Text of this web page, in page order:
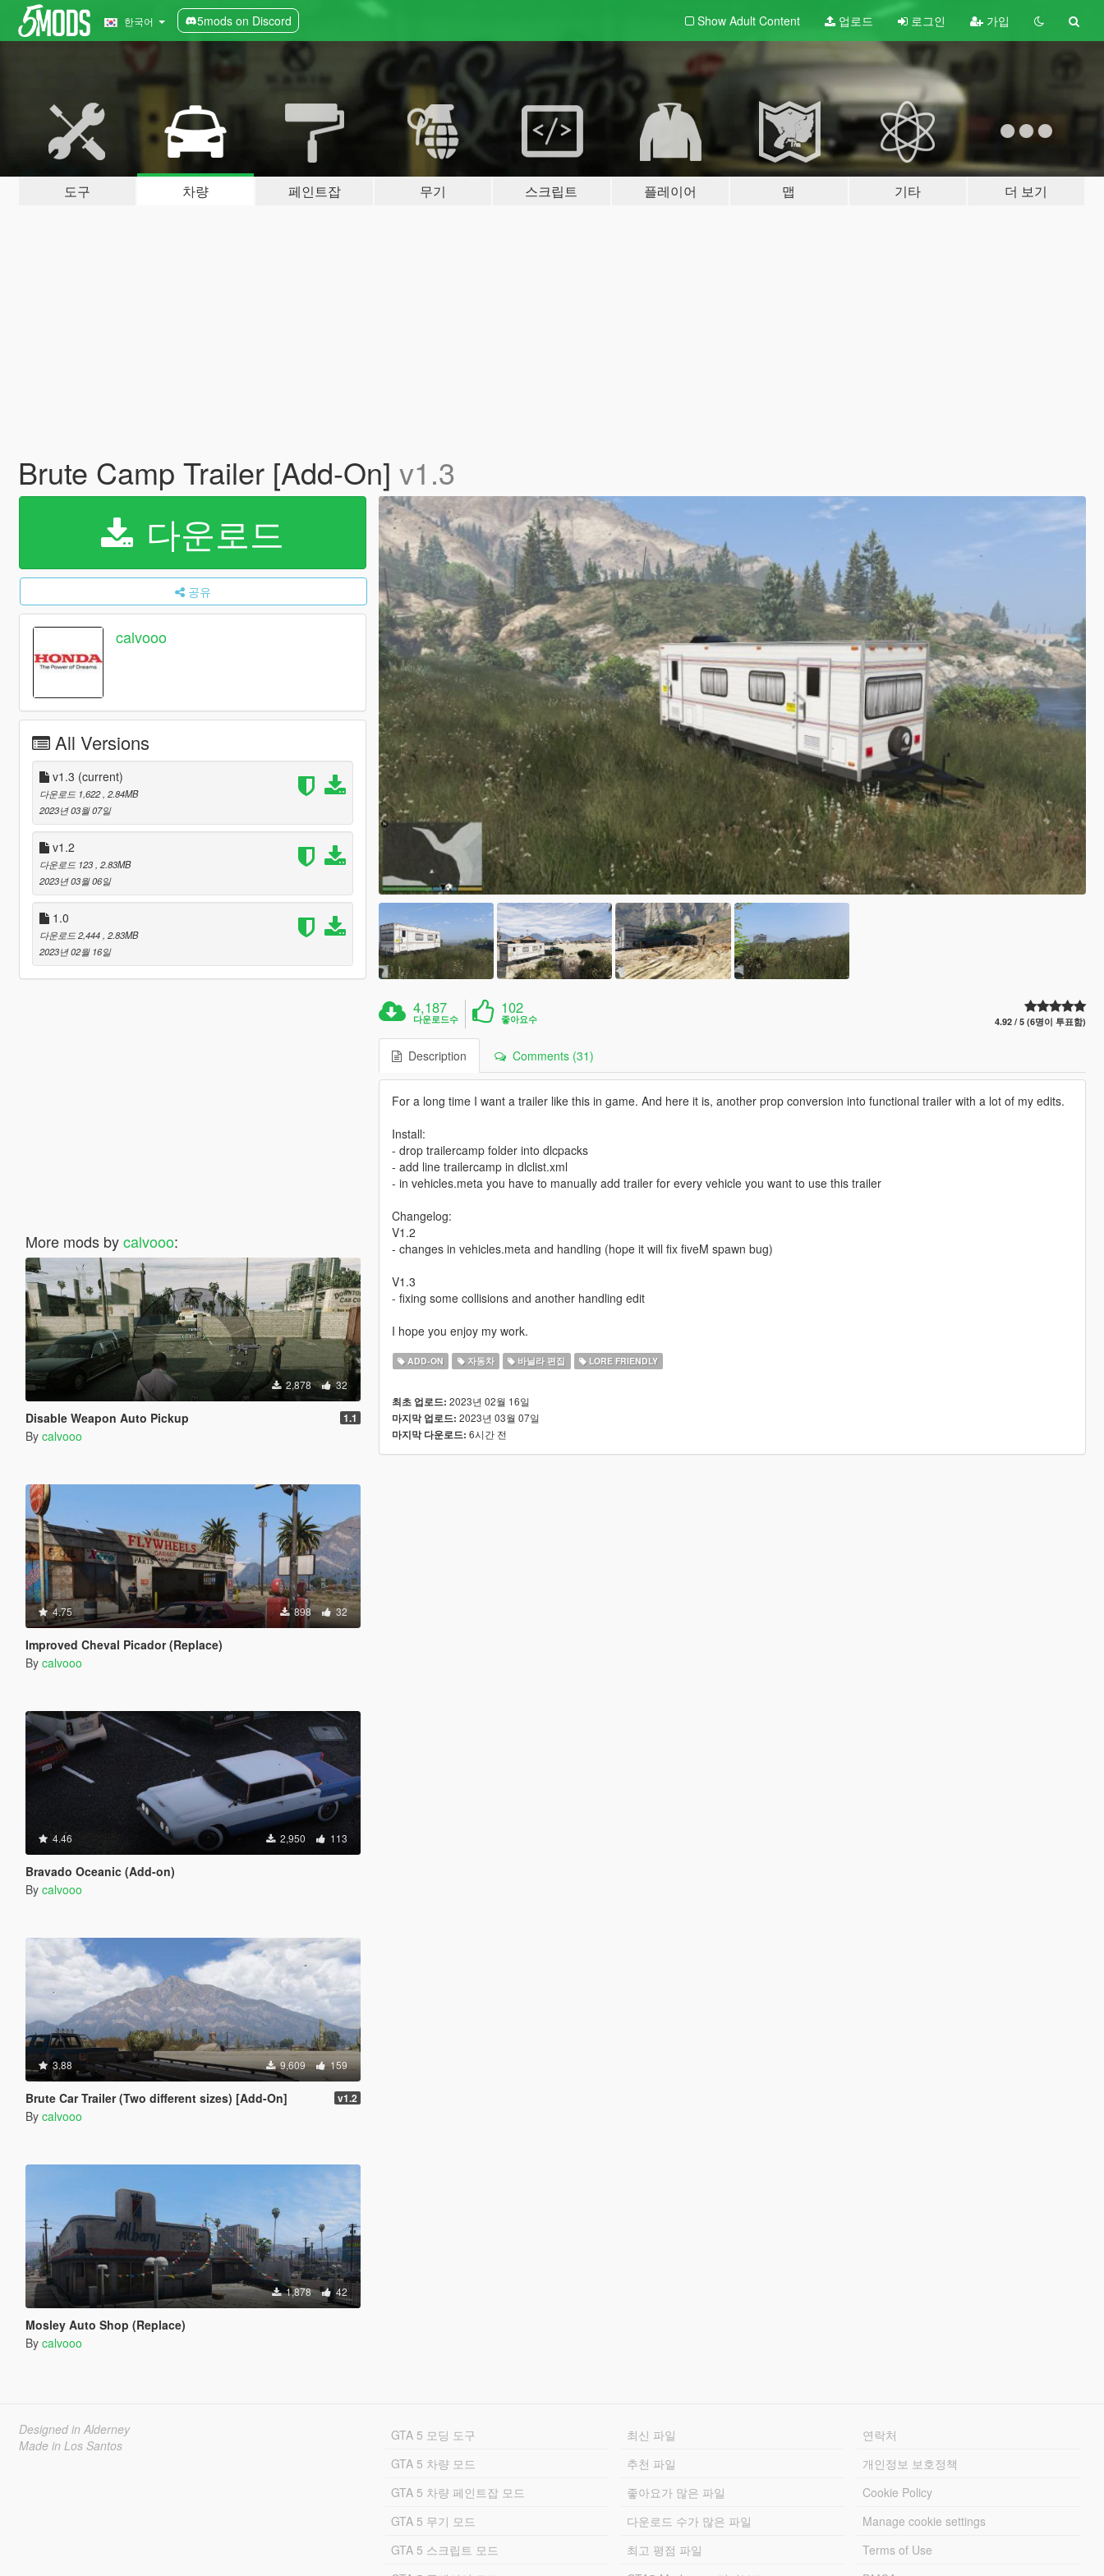
한국어 5mods on Discord Show Adult Content 업로드 로그인 가입
도구 차량 페인트잡 무기 스크립트 플레이어 맵 기타 더 보기
Brute Camp Trailer [Add-On] v1.3
다운로드
공유
calvooo
All Versions
v1.3 (current)
다운로드 1,622 , 2.84MB
2023년 03월 07일
v1.2
다운로드 123 , 2.83MB
2023년 03월 06일
1.0
다운로드 2,444 , 2.83MB
2023년 02월 16일
More mods bycalvooo:
2,878 32
Disable Weapon Auto Pickup 1.1
By calvooo
4.75 898 32
Improved Cheval Picador (Replace)
By calvooo
4.46 2,950 113
Bravado Oceanic (Add-on)
By calvooo
3.88 9,609 159
Brute Car Trailer (Two different sizes) [Add-On] v1.2
By calvooo
1,878 42
Mosley Auto Shop (Replace)
By calvooo
4,187
다운로드수
102
좋아요수 4.92 / 5 (6명이 투표함)
Description Comments (31)
For a long time I want a trailer like this in game. And here it is, another prop conversion into functional trailer with a lot of my edits.
Install:
- drop trailercamp folder into dlcpacks
- add line trailercamp in dlclist.xml
- in vehicles.meta you have to manually add trailer for every vehicle you want to use this trailer
Changelog:
V1.2
- changes in vehicles.meta and handling (hope it will fix fiveM spawn bug)
V1.3
- fixing some collisions and another handling edit
I hope you enjoy my work.
ADD-ON 자동차 바닐라 편집 LORE FRIENDLY
최초 업로드: 2023년 02월 16일
마지막 업로드: 2023년 03월 07일
마지막 다운로드: 6시간 전
Designed in Alderney
Made in Los Santos
GTA 5 모딩 도구
GTA 5 차량 모드
GTA 5 차량 페인트잡 모드
GTA 5 무기 모드
GTA 5 스크립트 모드
최신 파일
추천 파일
좋아요가 많은 파일
다운로드 수가 많은 파일
최고 평점 파일
연락처
개인정보 보호정책
Cookie Policy
Manage cookie settings
Terms of Use